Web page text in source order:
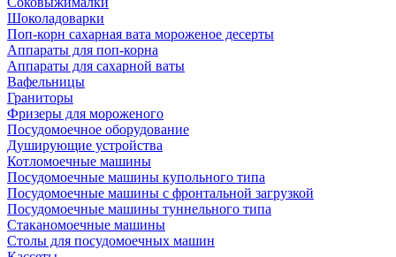
Шоколадоварки
Поп-корн сахарная вата мороженое десерты
Аппараты для поп-корна
Аппараты для сахарной ваты
Вафельницы
Граниторы
Фризеры для мороженого
Посудомоечное оборудование
Душирующие устройства
Котломоечные машины
Посудомоечные машины купольного типа
Посудомоечные машины с фронтальной загрузкой
Посудомоечные машины туннельного типа
Стаканомоечные машины
Столы для посудомоечных машин